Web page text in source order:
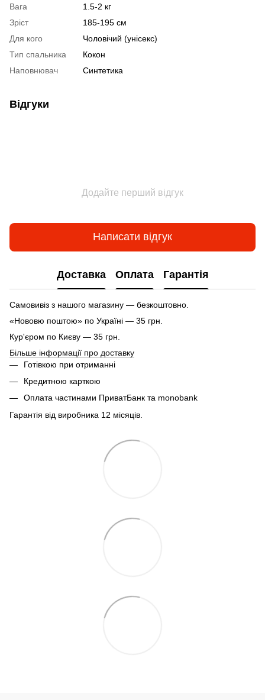
Вага
1.5-2 кг
Зріст
185-195 см
Для кого
Чоловічий (унісекс)
Тип спальника
Кокон
Наповнювач
Синтетика
Відгуки
Додайте перший відгук
Написати відгук
Доставка Оплата Гарантія
Самовивіз з нашого магазину — безкоштовно.
«Нововю поштою» по Україні — 35 грн.
Кур'єром по Києву — 35 грн.
Більше інформації про доставку
Готівкою при отриманні
Кредитною карткою
Оплата частинами ПриватБанк та monobank
Гарантія від виробника 12 місяців.